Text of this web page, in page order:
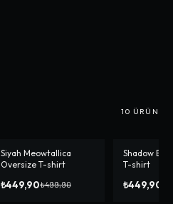
10 ÜRÜN
-%10
Siyah Meowtallica
Oversize T-shirt
₺449,90₺499,90
-%10
Shadow
T-shirt
₺449,90